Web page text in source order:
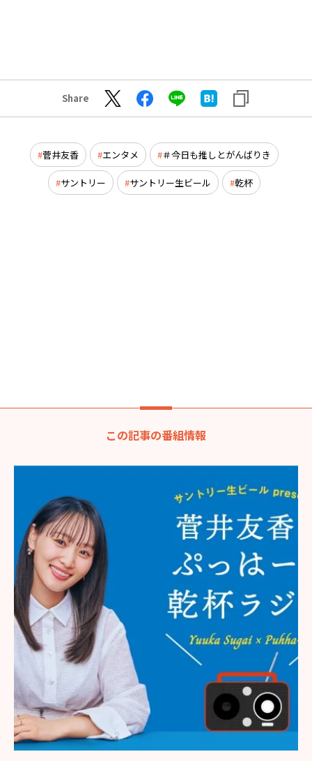
Share
菅井友香 エンタメ ＃今日も推しとがんばりき
サントリー サントリー生ビール 乾杯
この記事の番組情報